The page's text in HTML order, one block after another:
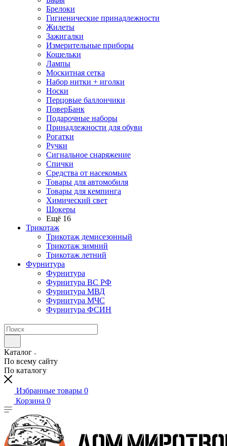
Брелоки
Гигиенические принадлежности
Жилеты
Зажигалки
Измерительные приборы
Кошельки
Лампы
Москитная сетка
Набор нитки + иголки
Носки
Перцовые баллончики
ПоверБанк
Подарочные наборы
Принадлежности для обуви
Рогатки
Ручки
Сигнальное снаряжение
Спички
Средства от насекомых
Товары для автомобиля
Товары для кемпинга
Химический свет
Шокеры
Ещё 16
Трикотаж
Трикотаж демисезонный
Трикотаж зимний
Трикотаж летний
Фурнитура
Фурнитура
Фурнитура ВС РФ
Фурнитура МВД
Фурнитура МЧС
Фурнитура ФСИН
Каталог
По всему сайту
По каталогу
Избранные товары 0
Корзина 0